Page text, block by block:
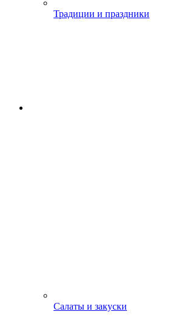
Традиции и праздники
Салаты и закуски